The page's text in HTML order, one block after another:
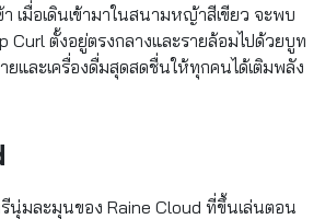
า เมื่อเดินเข้ามาในสนามหญ้าสีเขียว จะพบ
Curl ตั้งอยู่ตรงกลางและรายล้อมไปด้วยบูท
และเครื่องดื่มสุดสดชื่นให้ทุกคนได้เติมพลัง
นุ่มละมุนของ Raine Cloud ที่ขึ้นเล่นตอน